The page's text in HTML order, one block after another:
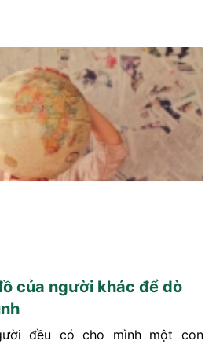
của người khác để dò
đều có cho mình một con